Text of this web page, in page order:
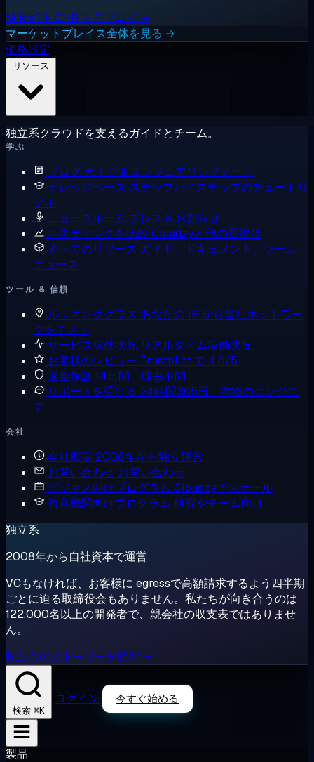
MikroTik CHR をデプロイ →
マーケットプレイス全体を見る →
価格設定
独立系クラウドを支えるガイドとチーム。
学ぶ
ブログ ガイド & エンジニアリングノート
ナレッジベース ステップバイステップのチュートリ
アル
ニュースルーム プレス & お知らせ
ホスティングを比較 Cloudzyと他の選択肢
すべてのリソース ガイド、ドキュメント、ツール、
ニュース
ツール & 信頼
ルッキンググラス あなたの IP から当社ネットワー
クをテスト
サービス稼働状況 リアルタイム稼働状況
お客様のレビュー Trustpilot で 4.6/5
返金保証 14日間、理由不問
サポートを受ける 24時間365日、本物のエンジニ
ア
会社
会社概要 2008年から独立運営
お問い合わせ お問い合わせ
ビジネス向けプログラム Cloudzyでスケール
教育機関向けプログラム 研究やチーム向け
独立系
2008年から自社資本で運営
VCもなければ、お客様に egressで高額請求するよう四半期
ごとに迫る取締役会もありません。私たちが向き合うのは
122,000名以上の開発者で、親会社の収支表ではありませ
ん。
私たちのストーリーを読む →
検索 ⌘K
ログイン 今すぐ始める
製品